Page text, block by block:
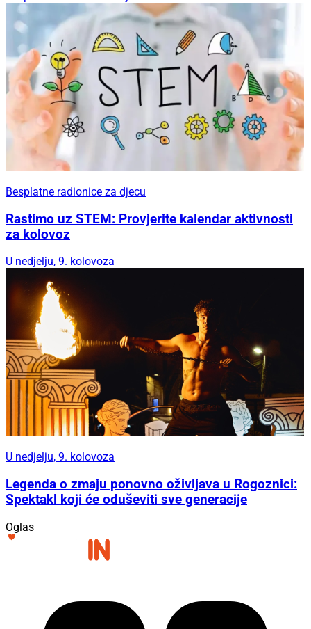
Besplatne radionice za djecu
Rastimo uz STEM: Provjerite kalendar aktivnosti
za kolovoz
U nedjelju, 9. kolovoza
U nedjelju, 9. kolovoza
Legenda o zmaju ponovno oživljava u Rogoznici:
Spektakl koji će oduševiti sve generacije
Oglas